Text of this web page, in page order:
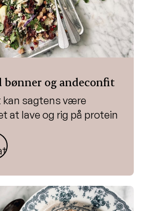
bønner og andeconfit
kan sagtens være
at lave og rig på protein